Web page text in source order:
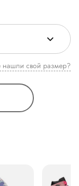
Не нашли свой размер?